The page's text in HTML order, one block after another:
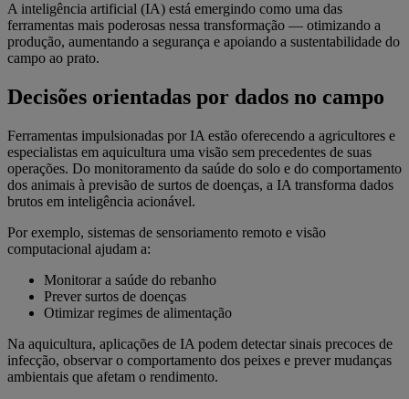
A inteligência artificial (IA) está emergindo como uma das
ferramentas mais poderosas nessa transformação — otimizando a
produção, aumentando a segurança e apoiando a sustentabilidade do
campo ao prato.
Decisões orientadas por dados no campo
Ferramentas impulsionadas por IA estão oferecendo a agricultores e
especialistas em aquicultura uma visão sem precedentes de suas
operações. Do monitoramento da saúde do solo e do comportamento
dos animais à previsão de surtos de doenças, a IA transforma dados
brutos em inteligência acionável.
Por exemplo, sistemas de sensoriamento remoto e visão
computacional ajudam a:
Monitorar a saúde do rebanho
Prever surtos de doenças
Otimizar regimes de alimentação
Na aquicultura, aplicações de IA podem detectar sinais precoces de
infecção, observar o comportamento dos peixes e prever mudanças
ambientais que afetam o rendimento.